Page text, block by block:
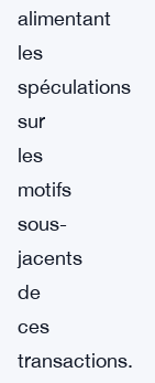
alimentant
les
spéculations
sur
les
motifs
sous-
jacents
de
ces
transactions.